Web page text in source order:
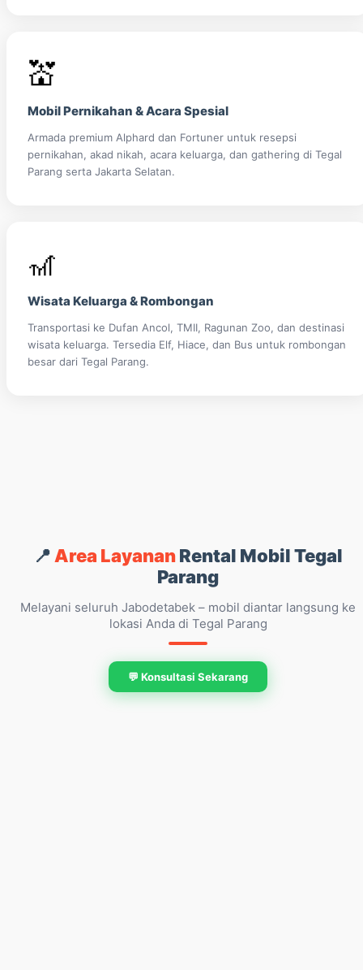
💒
Mobil Pernikahan & Acara Spesial
Armada premium Alphard dan Fortuner untuk resepsi
pernikahan, akad nikah, acara keluarga, dan gathering di Tegal
Parang serta Jakarta Selatan.
🎢
Wisata Keluarga & Rombongan
Transportasi ke Dufan Ancol, TMII, Ragunan Zoo, dan destinasi
wisata keluarga. Tersedia Elf, Hiace, dan Bus untuk rombongan
besar dari Tegal Parang.
📍 Area LayananRental Mobil Tegal
Parang
Melayani seluruh Jabodetabek – mobil diantar langsung ke
lokasi Anda di Tegal Parang
💬 Konsultasi Sekarang